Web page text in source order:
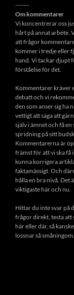
-------
Om kommentarer
Vi koncentrerar oss
hårt på annat arbete.
att frågor
kommer i tredje eller
hand. Vi tackar djupt
förståelse för det.
Kommentarer kräver
debatt och vi
den som anser sig ha
vettigt att säga att
själv i ämnet och få
spridning på sitt
Kommentarerna är
främst för att vi ska få
kunna korrigera
faktamässigt. Och
hålla en bra nivå. Det
viktigaste här och nu.
Hittar du inte svar på
frågor direkt, testa att
här eller där, så
lossnar så småningom.